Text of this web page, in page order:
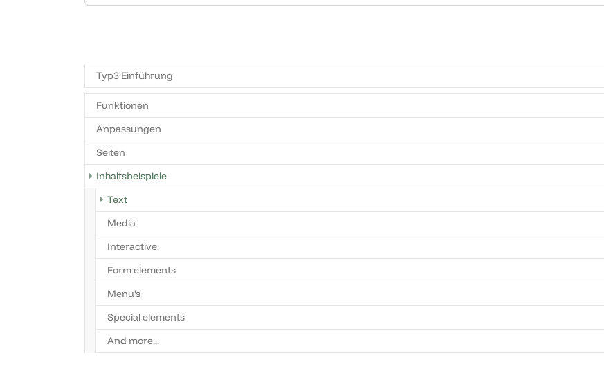
Typ3 Einführung
Funktionen
Anpassungen
Seiten
Inhaltsbeispiele
Text
Media
Interactive
Form elements
Menu's
Special elements
And more...